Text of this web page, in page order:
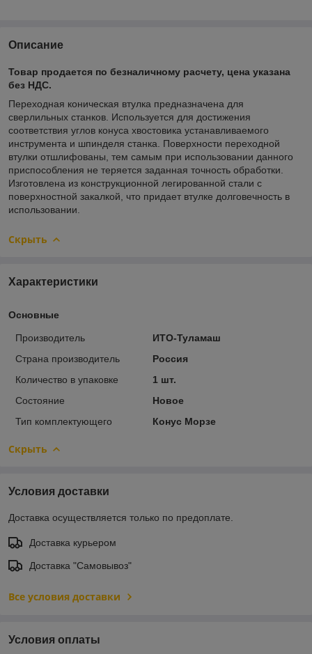
Описание
Товар продается по безналичному расчету, цена указана
без НДС.
Переходная коническая втулка предназначена для
сверлильных станков. Используется для достижения
соответствия углов конуса хвостовика устанавливаемого
инструмента и шпинделя станка. Поверхности переходной
втулки отшлифованы, тем самым при использовании данного
приспособления не теряется заданная точность обработки.
Изготовлена из конструкционной легированной стали с
поверхностной закалкой, что придает втулке долговечность в
использовании.
Скрыть
Характеристики
Основные
Производитель
ИТО-Туламаш
Страна производитель
Россия
Количество в упаковке
1 шт.
Состояние
Новое
Тип комплектующего
Конус Морзе
Скрыть
Условия доставки
Доставка осуществляется только по предоплате.
Доставка курьером
Доставка "Самовывоз"
Все условия доставки
Условия оплаты